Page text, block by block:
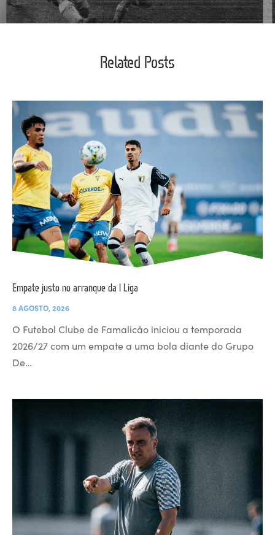
Related Posts
Empate justo no arranque da I Liga
8 AGOSTO, 2026
O Futebol Clube de Famalicão iniciou a temporada
2026/27 com um empate a uma bola diante do Grupo
De…